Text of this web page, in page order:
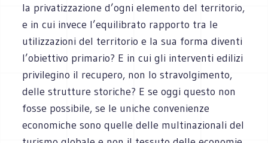
la privatizzazione d’ogni elemento del territorio,
e in cui invece l’equilibrato rapporto tra le
utilizzazioni del territorio e la sua forma diventi
l’obiettivo primario? E in cui gli interventi edilizi
privilegino il recupero, non lo stravolgimento,
delle strutture storiche? E se oggi questo non
fosse possibile, se le uniche convenienze
economiche sono quelle delle multinazionali del